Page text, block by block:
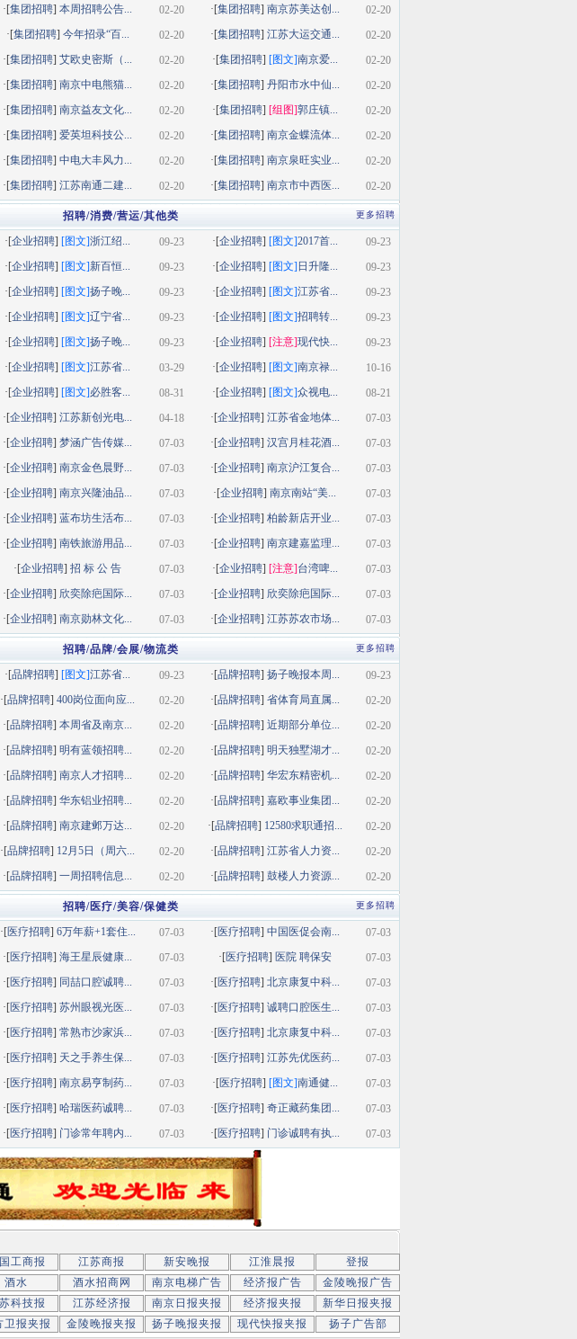
02-20
·[集团招聘]本周招聘公告... 02-20
·[集团招聘] 南京苏美达创...
02-20
·[集团招聘] 今年招录“百... 02-20
·[集团招聘] 江苏大运交通...
02-20
·[集团招聘]艾欧史密斯（... 02-20
·[集团招聘] [图文]南京爱...
02-20
·[集团招聘]南京中电熊猫... 02-20
·[集团招聘] 丹阳市水中仙...
02-20
·[集团招聘]南京益友文化... 02-20
·[集团招聘] [组图]郭庄镇...
02-20
·[集团招聘]爱英坦科技公... 02-20
·[集团招聘] 南京金蝶流体...
02-20
·[集团招聘]中电大丰风力... 02-20
·[集团招聘] 南京泉旺实业...
02-20
·[集团招聘]江苏南通二建... 02-20
·[集团招聘] 南京市中西医...
更多招聘
招聘/消费/营运/其他类
09-23
·[企业招聘] [图文]浙江绍... 09-23
·[企业招聘] [图文]2017首...
09-23
·[企业招聘] [图文]新百恒... 09-23
·[企业招聘] [图文] 日升隆...
09-23
·[企业招聘] [图文]扬子晚... 09-23
·[企业招聘] [图文]江苏省...
09-23
·[企业招聘] [图文]辽宁省... 09-23
·[企业招聘] [图文]招聘转...
09-23
·[企业招聘] [图文]扬子晚... 09-23
·[企业招聘] [注意]现代快...
03-29
·[企业招聘] [图文]江苏省... 10-16
·[企业招聘] [图文]南京禄...
08-31
·[企业招聘] [图文]必胜客... 08-21
·[企业招聘] [图文]众视电...
04-18
·[企业招聘]江苏新创光电... 07-03
·[企业招聘] 江苏省金地体...
07-03
·[企业招聘]梦涵广告传媒... 07-03
·[企业招聘] 汉宫月桂花酒...
07-03
·[企业招聘]南京金色晨野... 07-03
·[企业招聘] 南京沪江复合...
07-03
·[企业招聘]南京兴隆油品... 07-03
·[企业招聘]南京南站“美...
07-03
·[企业招聘]蓝布坊生活布... 07-03
·[企业招聘] 柏龄新店开业...
07-03
·[企业招聘]南铁旅游用品... 07-03
·[企业招聘] 南京建嘉监理...
07-03
·[企业招聘]招 标 公 告 07-03
·[企业招聘] [注意]台湾啤...
07-03
·[企业招聘] 欣奕除疤国际... 07-03
·[企业招聘] 欣奕除疤国际...
07-03
·[企业招聘]南京勋林文化... 07-03
·[企业招聘] 江苏苏农市场...
更多招聘
招聘/品牌/会展/物流类
09-23
·[品牌招聘] [图文]江苏省... 09-23
·[品牌招聘] 扬子晚报本周...
02-20
·[品牌招聘]400岗位面向应... 02-20
·[品牌招聘] 省体育局直属...
02-20
·[品牌招聘]本周省及南京... 02-20
·[品牌招聘] 近期部分单位...
02-20
·[品牌招聘]明有蓝领招聘... 02-20
·[品牌招聘] 明天独墅湖才...
02-20
·[品牌招聘]南京人才招聘... 02-20
·[品牌招聘] 华宏东精密机...
02-20
·[品牌招聘]华东铝业招聘... 02-20
·[品牌招聘] 嘉欧事业集团...
02-20
·[品牌招聘]南京建邺万达... 02-20
·[品牌招聘] 12580求职通招...
02-20
·[品牌招聘] 12月5日（周六... 02-20
·[品牌招聘] 江苏省人力资...
02-20
·[品牌招聘]一周招聘信息... 02-20
·[品牌招聘] 鼓楼人力资源...
更多招聘
招聘/医疗/美容/保健类
07-03
·[医疗招聘] 6万年薪+1套住... 07-03
·[医疗招聘] 中国医促会南...
07-03
·[医疗招聘]海王星辰健康... 07-03
·[医疗招聘] 医院 聘保安
07-03
·[医疗招聘] 同喆口腔诚聘... 07-03
·[医疗招聘] 北京康复中科...
07-03
·[医疗招聘]苏州眼视光医... 07-03
·[医疗招聘] 诚聘口腔医生...
07-03
·[医疗招聘]常熟市沙家浜... 07-03
·[医疗招聘] 北京康复中科...
07-03
·[医疗招聘] 天之手养生保... 07-03
·[医疗招聘] 江苏先优医药...
07-03
·[医疗招聘]南京易亨制药... 07-03
·[医疗招聘] [图文]南通健...
07-03
·[医疗招聘]哈瑞医药诚聘... 07-03
·[医疗招聘] 奇正藏药集团...
07-03
·[医疗招聘] 门诊常年聘内... 07-03
·[医疗招聘] 门诊诚聘有执...
工商报 江苏商报 新安晚报 江淮晨报
登报
酒水 酒水招商网 南京电梯广告 经济报广告
金陵晚报广告
科技报 江苏经济报 南京日报夹报 经济报夹报
新华日报夹报
卫报夹报 金陵晚报夹报 扬子晚报夹报 现代快报夹报 扬子广告部